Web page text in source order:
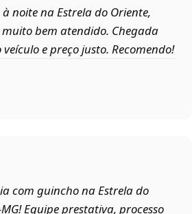
noite na Estrela do Oriente,
muito bem atendido. Chegada
e preço justo. Recomendo!
com guincho na Estrela do
Equipe prestativa, processo